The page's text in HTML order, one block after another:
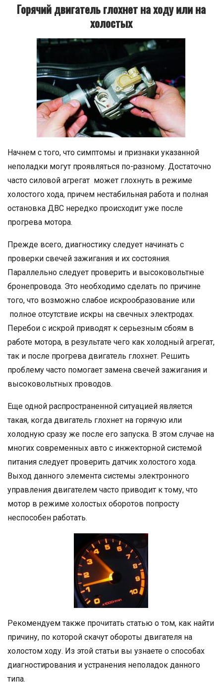
Горячий двигатель глохнет на ходу или на
холостых
Начнем с того, что симптомы и признаки указанной
неполадки могут проявляться по-разному. Достаточно
часто силовой агрегат может глохнуть в режиме
холостого хода, причем нестабильная работа и полная
остановка ДВС нередко происходит уже после
прогрева мотора.
Прежде всего, диагностику следует начинать с
проверки свечей зажигания и их состояния.
Параллельно следует проверить и высоковольтные
бронепровода. Это необходимо сделать по причине
того, что возможно слабое искрообразование или
полное отсутствие искры на свечных электродах.
Перебои с искрой приводят к серьезным сбоям в
работе мотора, в результате чего как холодный агрегат,
так и после прогрева двигатель глохнет. Решить
проблему часто помогает замена свечей зажигания и
высоковольтных проводов.
Еще одной распространенной ситуацией является
такая, когда двигатель глохнет на горячую или
холодную сразу же после его запуска. В этом случае на
многих современных авто с инжекторной системой
питания следует проверить датчик холостого хода.
Выход данного элемента системы электронного
управления двигателем часто приводит к тому, что
мотор в режиме холостых оборотов попросту
неспособен работать.
Рекомендуем также прочитать статью о том, как найти
причину, по которой скачут обороты двигателя на
холостом ходу. Из этой статьи вы узнаете о способах
диагностирования и устранения неполадок данного
типа.